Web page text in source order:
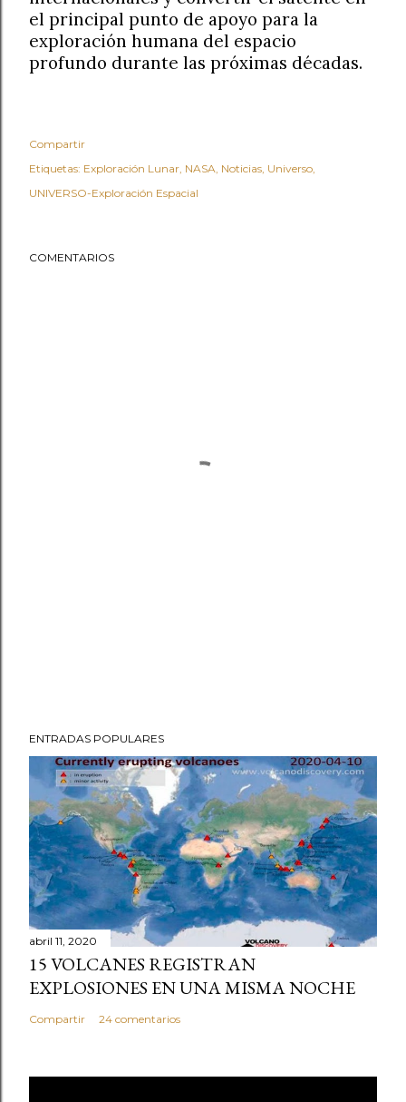
el principal punto de apoyo para la
exploración humana del espacio
profundo durante las próximas décadas.
Compartir
Etiquetas: Exploración Lunar NASA Noticias Universo
UNIVERSO-Exploración Espacial
COMENTARIOS
ENTRADAS POPULARES
abril 11, 2020
15 VOLCANES REGISTRAN
EXPLOSIONES EN UNA MISMA NOCHE
Compartir 24 comentarios